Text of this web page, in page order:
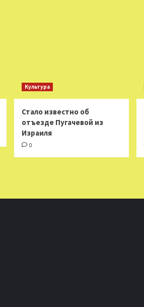
Культура
Стало известно об
отъезде Пугачевой из
Израиля
0